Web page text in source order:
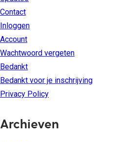
Contact
Inloggen
Account
Wachtwoord vergeten
Bedankt
Bedankt voor je inschrijving
Privacy Policy
Archieven